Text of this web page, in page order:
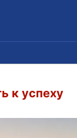
к успеху